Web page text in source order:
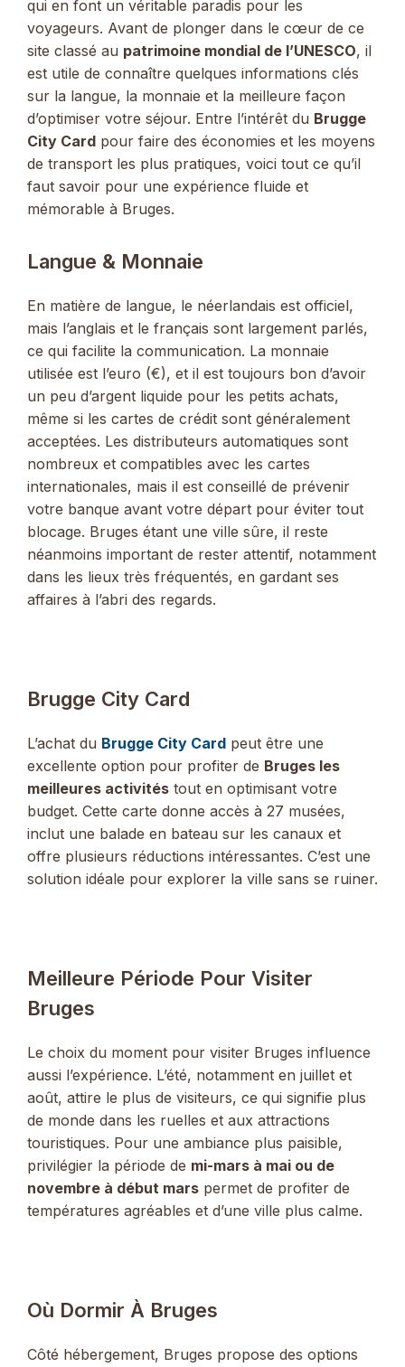
qui en font un véritable paradis pour les
voyageurs. Avant de plonger dans le cœur de ce
site classé au patrimoine mondial de l’UNESCO, il
est utile de connaître quelques informations clés
sur la langue, la monnaie et la meilleure façon
d’optimiser votre séjour. Entre l’intérêt du Brugge
City Card pour faire des économies et les moyens
de transport les plus pratiques, voici tout ce qu’il
faut savoir pour une expérience fluide et
mémorable à Bruges.
Langue & Monnaie
En matière de langue, le néerlandais est officiel,
mais l’anglais et le français sont largement parlés,
ce qui facilite la communication. La monnaie
utilisée est l’euro (€), et il est toujours bon d’avoir
un peu d’argent liquide pour les petits achats,
même si les cartes de crédit sont généralement
acceptées. Les distributeurs automatiques sont
nombreux et compatibles avec les cartes
internationales, mais il est conseillé de prévenir
votre banque avant votre départ pour éviter tout
blocage. Bruges étant une ville sûre, il reste
néanmoins important de rester attentif, notamment
dans les lieux très fréquentés, en gardant ses
affaires à l’abri des regards.
Brugge City Card
L’achat du Brugge City Card peut être une
excellente option pour profiter de Bruges les
meilleures activités tout en optimisant votre
budget. Cette carte donne accès à 27 musées,
inclut une balade en bateau sur les canaux et
offre plusieurs réductions intéressantes. C’est une
solution idéale pour explorer la ville sans se ruiner.
Meilleure Période Pour Visiter
Bruges
Le choix du moment pour visiter Bruges influence
aussi l’expérience. L’été, notamment en juillet et
août, attire le plus de visiteurs, ce qui signifie plus
de monde dans les ruelles et aux attractions
touristiques. Pour une ambiance plus paisible,
privilégier la période de mi-mars à mai ou de
novembre à début mars permet de profiter de
températures agréables et d’une ville plus calme.
Où Dormir À Bruges
Côté hébergement, Bruges propose des options